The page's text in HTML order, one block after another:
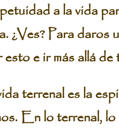
a la vida
¿Ves? Para daros
e ir más allá
terrenal es la
En lo terrenal, lo